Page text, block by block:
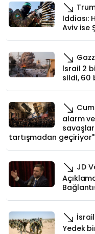
İddiası:
Aviv ise
İsrail 2
sildi, 60
alarm
tartışmadan geçiriyor"
JD
Yedek